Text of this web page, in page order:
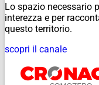
Lo spazio necessario
interezza e per
questo territorio.
scopri il canale